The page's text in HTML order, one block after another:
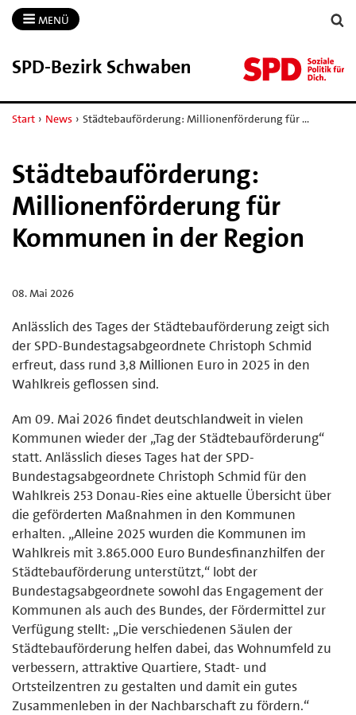
MENÜ
SPD-​Bezirk Schwaben
Start › News › Städtebauförderung: Millionenförderung für …
Städtebauförderung:
Millionenförderung für
Kommunen in der Region
08. Mai 2026
Anlässlich des Tages der Städtebauförderung zeigt sich
der SPD-Bundestagsabgeordnete Christoph Schmid
erfreut, dass rund 3,8 Millionen Euro in 2025 in den
Wahlkreis geflossen sind.
Am 09. Mai 2026 findet deutschlandweit in vielen
Kommunen wieder der „Tag der Städtebauförderung“
statt. Anlässlich dieses Tages hat der SPD-
Bundestagsabgeordnete Christoph Schmid für den
Wahlkreis 253 Donau-Ries eine aktuelle Übersicht über
die geförderten Maßnahmen in den Kommunen
erhalten. „Alleine 2025 wurden die Kommunen im
Wahlkreis mit 3.865.000 Euro Bundesfinanzhilfen der
Städtebauförderung unterstützt,“ lobt der
Bundestagsabgeordnete sowohl das Engagement der
Kommunen als auch des Bundes, der Fördermittel zur
Verfügung stellt: „Die verschiedenen Säulen der
Städtebauförderung helfen dabei, das Wohnumfeld zu
verbessern, attraktive Quartiere, Stadt- und
Ortsteilzentren zu gestalten und damit ein gutes
Zusammenleben in der Nachbarschaft zu fördern.“